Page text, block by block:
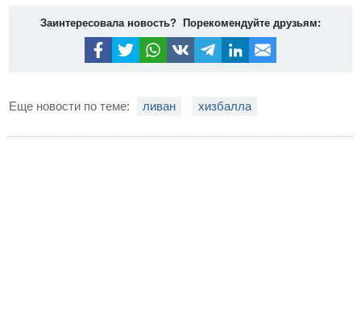
Заинтересовала новость? Порекомендуйте друзьям:
Еще новости по теме: ливан хизбалла